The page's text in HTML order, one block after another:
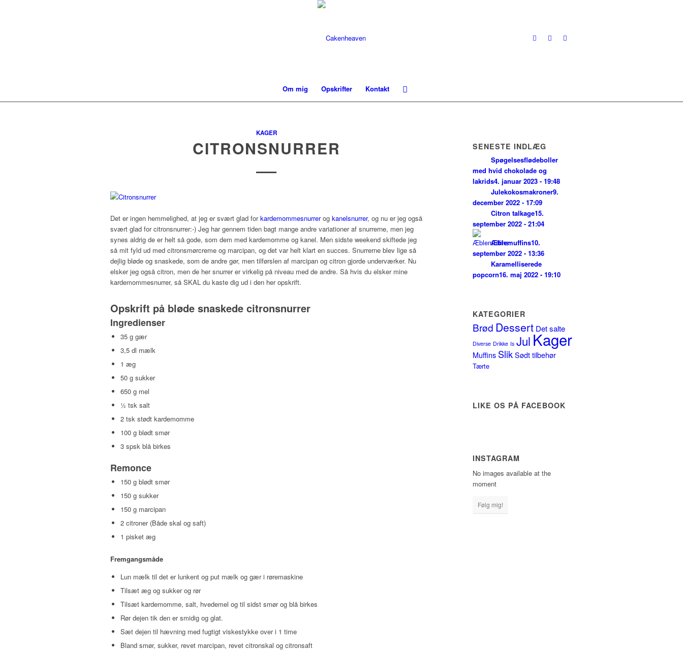
Om mig Opskrifter Kontakt
KAGER
CITRONSNURRER
Det er ingen hemmelighed, at jeg er svært glad forkardemommesnurrerog kanelsnurrer, og nu er jeg også
svært glad for citronsnurrer:-) Jeg har gennem tiden bagt mange andre variationer af snurrerne, men jeg
synes aldrig de er helt så gode, som dem med kardemomme og kanel. Men sidste weekend skiftede jeg
så mit fyld ud med citronsmørcreme og marcipan, og det var helt klart en succes. Snurrerne blev lige så
dejlig bløde og snaskede, som de andre gør, men tilførslen af marcipan og citron gjorde underværker. Nu
elsker jeg også citron, men de her snurrer er virkelig på niveau med de andre. Så hvis du elsker mine
kardemommesnurrer, så SKAL du kaste dig ud i den her opskrift.
Opskrift på bløde snaskede citronsnurrer
Ingredienser
35 g gær
3,5 dl mælk
1 æg
50 g sukker
650 g mel
½ tsk salt
2 tsk stødt kardemomme
100 g blødt smør
3 spsk blå birkes
Remonce
150 g blødt smør
150 g sukker
150 g marcipan
2 citroner (Både skal og saft)
1 pisket æg
Fremgangsmåde
Lun mælk til det er lunkent og put mælk og gær i røremaskine
Tilsæt æg og sukker og rør
Tilsæt kardemomme, salt, hvedemel og til sidst smør og blå birkes
Rør dejen tik den er smidig og glat.
Sæt dejen til hævning med fugtigt viskestykke over i 1 time
Bland smør, sukker, revet marcipan, revet citronskal og citronsaft
SENESTE INDLÆG
Spøgelsesflødeboller
med hvid chokolade og
lakrids4. januar 2023 - 19:48
Julekokosmakroner9.
december 2022 - 17:09
Citron talkage15.
september 2022 - 21:04
Æblemuffins10.
september 2022 - 13:36
Karamelliserede
popcorn16. maj 2022 - 19:10
KATEGORIER
Brød Dessert Det salte
Diverse Drikke Is Jul Kager
Muffins Slik Sødt tilbehør
Tærte
LIKE OS PÅ FACEBOOK
INSTAGRAM
No images available at the
moment
Følg mig!